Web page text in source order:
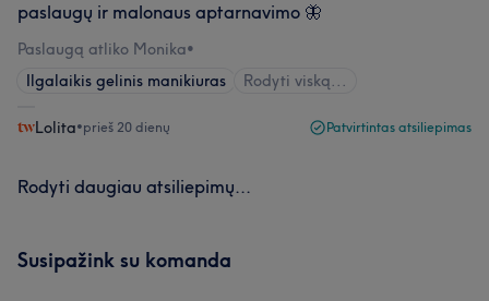
paslaugų ir malonaus aptarnavimo 🦋
Paslaugą atliko Monika•
Ilgalaikis gelinis manikiuras
Rodyti viską...
Lolita•prieš 20 dienų Patvirtintas atsiliepimas
Rodyti daugiau atsiliepimų...
Susipažink su komanda